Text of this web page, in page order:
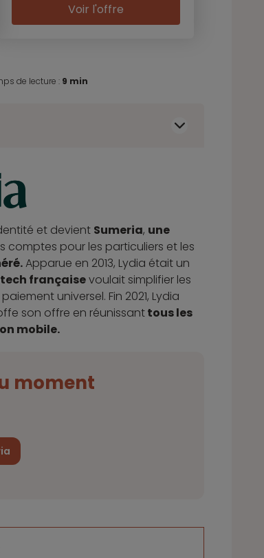
Voir l'offre
de lecture : 9 min
et devient Sumeria, une
comptes pour les particuliers et les
Apparue en 2013, Lydia était un
françaisevoulait simplifier les
universel. Fin 2021, Lydia
son offre en réunissanttous les
mobile.
moment